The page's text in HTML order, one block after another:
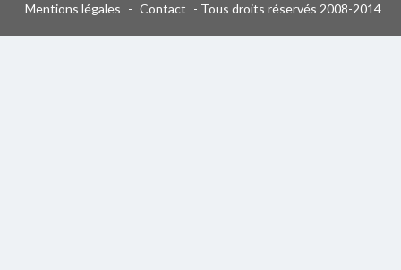
Mentions légales - Contact - Tous droits réservés 2008-2014